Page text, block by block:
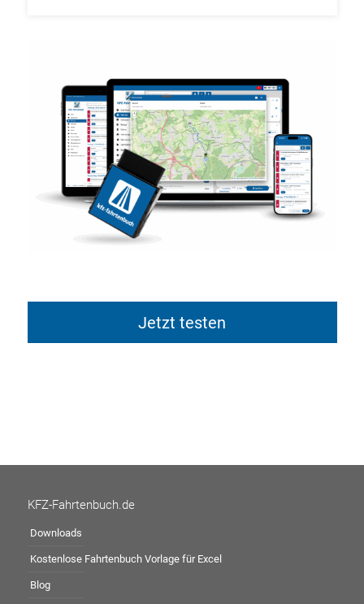
Jetzt testen
KFZ-Fahrtenbuch.de
Downloads
Kostenlose Fahrtenbuch Vorlage für Excel
Blog